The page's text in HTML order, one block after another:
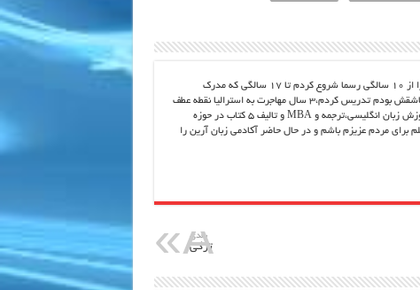
از بچگی عاشق زبان انگلیسی بودم و کلاس انگلیسی را از 10 سالگی رسما شروع کردم تا 17 سالگی که مدرک
FCE،TTC را گرفتم سپس در رشته مورد علاقم که عاشقش بودم تدریس کردم،3 سال مهاجرت به استرالیا نقطه عطف
زندگیم بود و بعد از تحصیلات دانشگاهی در رشته آموزش زبان انگلیسی،ترجمه و MBA و تالیف 5 کتاب در حوزه
برای مردم عزیزم باشم و در حال حاضر آکادمی زبان آرین را
بعدی
ترکی